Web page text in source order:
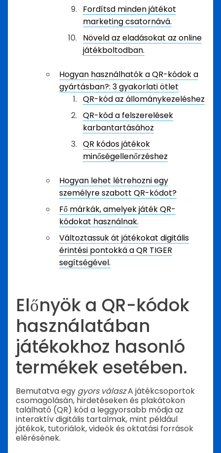
Fordítsd minden játékot
marketing csatornává.
Növeld az eladásokat az online
játékboltodban.
Hogyan használhatók a QR-kódok a
gyártásban?: 3 gyakorlati ötlet
QR-kód az állománykezeléshez
QR-kód a felszerelések
karbantartásához
QR kódos játékok
minőségellenőrzéshez
Hogyan lehet létrehozni egy
személyre szabott QR-kódot?
Fő márkák, amelyek játék QR-
kódokat használnak.
Változtassuk át játékokat digitális
érintési pontokká a QR TIGER
segítségével.
Előnyök a QR-kódok
használatában
játékokhoz hasonló
termékek esetében.
Bemutatva egy gyors válaszA játékcsoportok
csomagolásán, hirdetéseken és plakátokon
található (QR) kód a leggyorsabb módja az
interaktív digitális tartalmak, mint például
játékok, tutoriálok, videók és oktatási források
elérésének.